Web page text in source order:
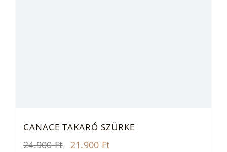
CANACE TAKARÓ SZÜRKE
24.900Ft
Original
21.900 Ft